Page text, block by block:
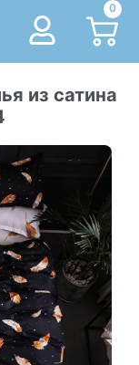
0
из сатина